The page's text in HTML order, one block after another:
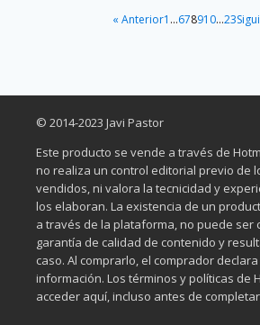
« Anterior1 …678910…23
© 2014-2023 Javi Pastor
Este producto se vende a través de
no realiza un control editorial previo de
vendidos, ni valora la tecnicidad y
los elaboran. La existencia de un
a través de la plataforma, no puede ser
garantía de calidad de contenido y
caso. Al comprarlo, el comprador
información. Los términos y políticas de
acceder aquí, incluso antes de